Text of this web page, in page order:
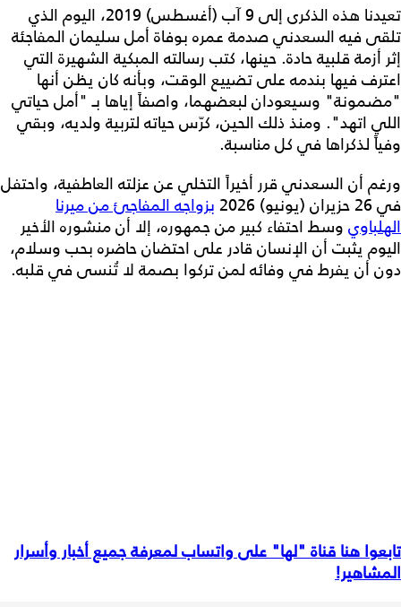
تعيدنا هذه الذكرى إلى 9 آب (أغسطس) 2019، اليوم الذي
تلقى فيه السعدني صدمة عمره بوفاة أمل سليمان المفاجئة
إثر أزمة قلبية حادة. حينها، كتب رسالته المبكية الشهيرة التي
اعترف فيها بندمه على تضييع الوقت، وبأنه كان يظن أنها
"مضمونة" وسيعودان لبعضهما، واصفاً إياها بـ "أمل حياتي
اللي اتهد". ومنذ ذلك الحين، كرّس حياته لتربية ولديه، وبقي
وفياً لذكراها في كل مناسبة.
ورغم أن السعدني قرر أخيراً التخلي عن عزلته العاطفية، واحتفل
في 26 حزيران (يونيو) 2026
بزواجه المفاجئ من ميرنا
الهلباوي وسط احتفاء كبير من جمهوره، إلا أن منشوره الأخير
اليوم يثبت أن الإنسان قادر على احتضان حاضره بحب وسلام،
دون أن يفرط في وفائه لمن تركوا بصمة لا تُنسى في قلبه.
تابعوا هنا قناة "لها" على واتساب لمعرفة جميع أخبار وأسرار
المشاهير!